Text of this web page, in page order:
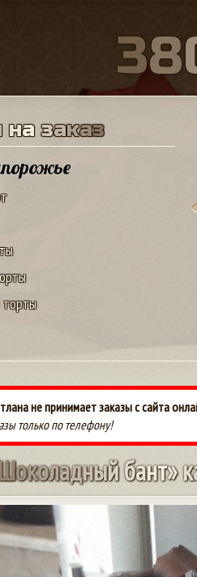
38
на заказ
торты
не принимает заказы с сайта
только по телефону!
околадныйбант»к